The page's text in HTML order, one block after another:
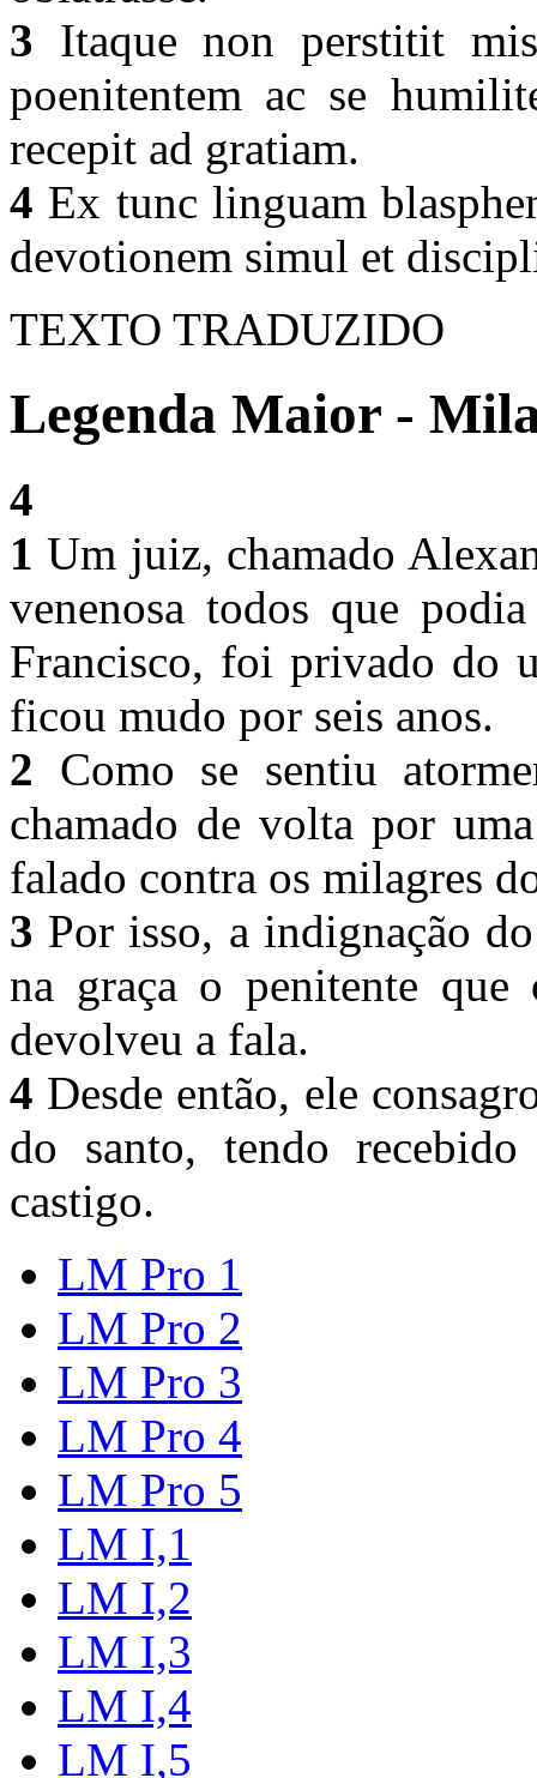
3 Itaque non perstitit
poenitentem ac se
recepit ad gratiam.
4 Ex tunc linguam
devotionem simul et
TEXTO TRADUZIDO
Legenda Maior -
4
1 Um juiz, chamado
venenosa todos que
Francisco, foi privado do
ficou mudo por seis anos.
2 Como se sentiu
chamado de volta por
falado contra os milagres
3 Por isso, a indignação
na graça o penitente
devolveu a fala.
4 Desde então, ele
do santo, tendo
castigo.
LM Pro 1
LM Pro 2
LM Pro 3
LM Pro 4
LM Pro 5
LM I,1
LM I,2
LM I,3
LM I,4
LM I,5